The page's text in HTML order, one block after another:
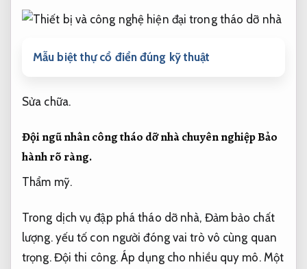
Mẫu biệt thự cổ điển đúng kỹ thuật
Sửa chữa.
Đội ngũ nhân công tháo dỡ nhà chuyên nghiệpBảo
hành rõ ràng.
Thẩm mỹ.
Trong dịch vụ đập phá tháo dỡ nhà, Đảm bảo chất
lượng.yếu tố con người đóng vai trò vô cùng quan
trọng. Đội thi công. Áp dụng cho nhiều quy mô.Một